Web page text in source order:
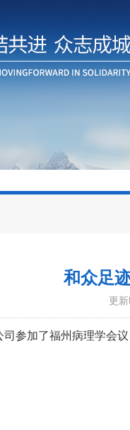
和众足
更
参加了福州病理学会